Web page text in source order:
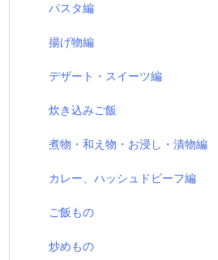
パスタ編
揚げ物編
デザート・スイーツ編
炊き込みご飯
煮物・和え物・お浸し・漬物編
カレー、ハッシュドビーフ編
ご飯もの
炒めもの